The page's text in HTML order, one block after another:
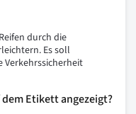
durch die
Es soll
Etikett angezeigt?